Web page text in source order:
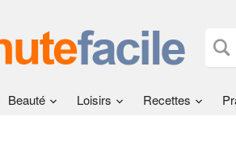
Beauté Loisirs Recettes